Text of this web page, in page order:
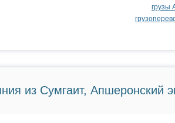
грузы
из Сумгаит, Апшеронский